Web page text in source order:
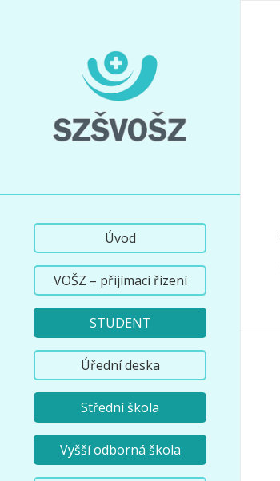
Úvod
VOŠZ – přijímací řízení
STUDENT
Úřední deska
Střední škola
Vyšší odborná škola